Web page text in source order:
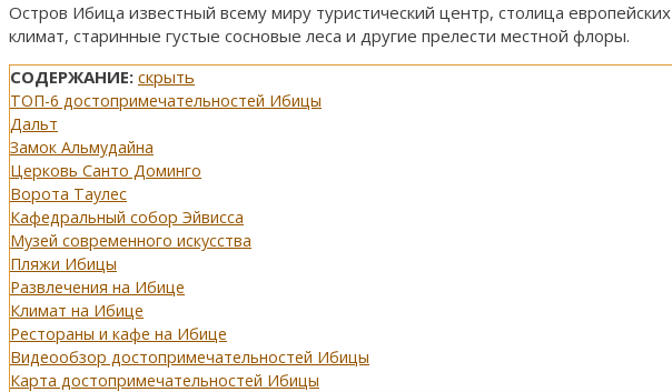
Остров Ибица известный всему миру туристический центр, столица
климат, старинные густые сосновые леса и другие прелести местной флоры.
СОДЕРЖАНИЕ: скрыть
ТОП-6 достопримечательностей Ибицы
Дальт
Замок Альмудайна
Церковь Санто Доминго
Ворота Таулес
Кафедральный собор Эйвисса
Музей современного искусства
Пляжи Ибицы
Развлечения на Ибице
Климат на Ибице
Рестораны и кафе на Ибице
Видеообзор достопримечательностей Ибицы
Карта достопримечательностей Ибицы